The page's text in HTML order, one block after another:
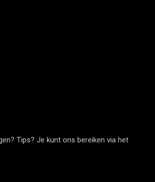
Tips? Je kunt ons bereiken via het